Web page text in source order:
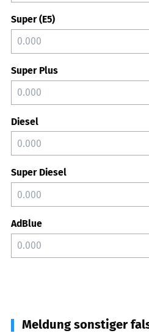
Super (E5)
Super Plus
Diesel
Super Diesel
AdBlue
Meldung sonstiger